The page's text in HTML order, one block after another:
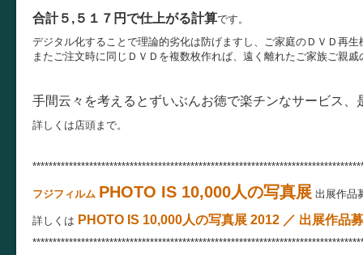
合計５,５１７円で仕上がる計算です。
デジタル化することで理論的劣化は防げますし、ご家庭のＤＶＤ再
またご注文時に同じＤＶＤを複数枚作れば、遠く離れたご家族ご親
手間云々を考えるとずいぶんお徳で楽チンなサービス
詳しくは店頭まで。
フジフィルム PHOTO IS 10,000人の写真展 出展作品
詳しくは PHOTO IS 10,000人の写真展 2012 ／ 出展作品